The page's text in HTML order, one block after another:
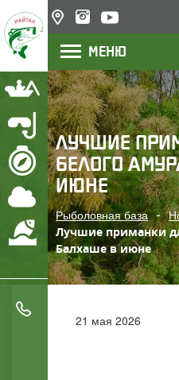
Рыбалка
Подводная охота
Маршрут
Погода
Охрана водоемов
Казахстан,
озеро
Балхаш,МЕНЮ
ЛУЧШИЕ
БЕЛОГО
ИЮНЕ
Рыболовная база
Лучшие приманки
Балхаше в июне
21 мая 2026